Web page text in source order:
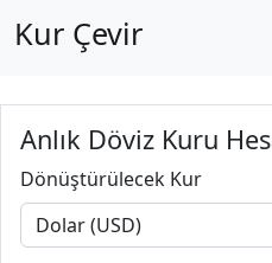
Kur Çevir
Anlık Döviz Kuru
Dönüştürülecek Kur